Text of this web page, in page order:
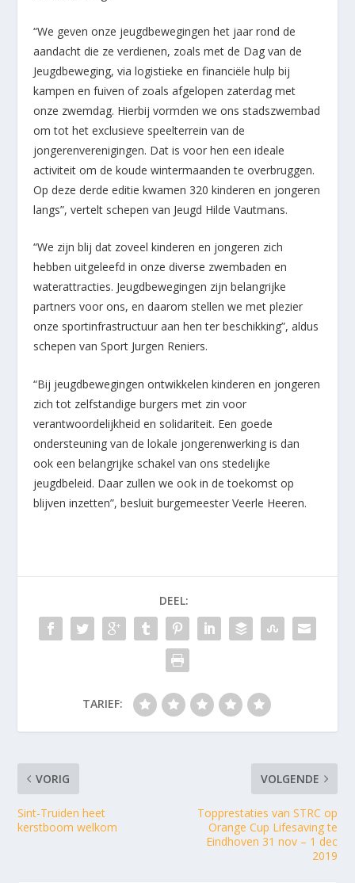
“We geven onze jeugdbewegingen het jaar rond de
aandacht die ze verdienen, zoals met de Dag van de
Jeugdbeweging, via logistieke en financiële hulp bij
kampen en fuiven of zoals afgelopen zaterdag met
onze zwemdag. Hierbij vormden we ons stadszwembad
om tot het exclusieve speelterrein van de
jongerenverenigingen. Dat is voor hen een ideale
activiteit om de koude wintermaanden te overbruggen.
Op deze derde editie kwamen 320 kinderen en jongeren
langs”, vertelt schepen van Jeugd Hilde Vautmans.
“We zijn blij dat zoveel kinderen en jongeren zich
hebben uitgeleefd in onze diverse zwembaden en
waterattracties. Jeugdbewegingen zijn belangrijke
partners voor ons, en daarom stellen we met plezier
onze sportinfrastructuur aan hen ter beschikking”, aldus
schepen van Sport Jurgen Reniers.
“Bij jeugdbewegingen ontwikkelen kinderen en jongeren
zich tot zelfstandige burgers met zin voor
verantwoordelijkheid en solidariteit. Een goede
ondersteuning van de lokale jongerenwerking is dan
ook een belangrijke schakel van ons stedelijke
jeugdbeleid. Daar zullen we ook in de toekomst op
blijven inzetten”, besluit burgemeester Veerle Heeren.
DEEL:
TARIEF:
VORIG
Sint-Truiden heet
kerstboom welkom
VOLGENDE
Topprestaties van STRC op
Orange Cup Lifesaving te
Eindhoven 31 nov – 1 dec
2019